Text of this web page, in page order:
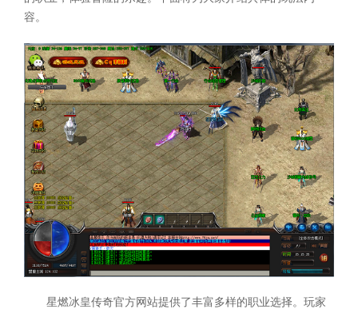
容。
星燃冰皇传奇官方网站提供了丰富多样的职业选择。玩家